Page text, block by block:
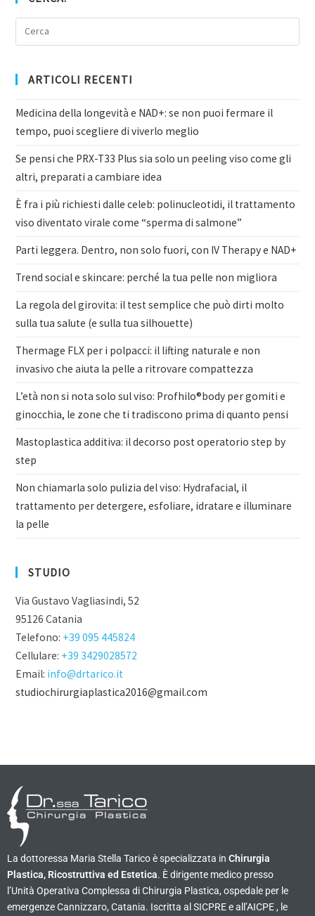
ARTICOLI RECENTI
Medicina della longevità e NAD+: se non puoi fermare il
tempo, puoi scegliere di viverlo meglio
Se pensi che PRX-T33 Plus sia solo un peeling viso come gli
altri, preparati a cambiare idea
È fra i più richiesti dalle celeb: polinucleotidi, il trattamento
viso diventato virale come “sperma di salmone”
Parti leggera. Dentro, non solo fuori, con IV Therapy e NAD+
Trend social e skincare: perché la tua pelle non migliora
La regola del girovita: il test semplice che può dirti molto
sulla tua salute (e sulla tua silhouette)
Thermage FLX per i polpacci: il lifting naturale e non
invasivo che aiuta la pelle a ritrovare compattezza
L’età non si nota solo sul viso: Profhilo®body per gomiti e
ginocchia, le zone che ti tradiscono prima di quanto pensi
Mastoplastica additiva: il decorso post operatorio step by
step
Non chiamarla solo pulizia del viso: Hydrafacial, il
trattamento per detergere, esfoliare, idratare e illuminare
la pelle
STUDIO
Via Gustavo Vagliasindi, 52
95126 Catania
Telefono: +39 095 445824
Cellulare: +39 3429028572
Email: info@drtarico.it
studiochirurgiaplastica2016@gmail.com
La dottoressa Maria Stella Tarico è specializzata in Chirurgia
Plastica, Ricostruttiva ed Estetica. È dirigente medico presso
l’Unità Operativa Complessa di Chirurgia Plastica, ospedale per le
emergenze Cannizzaro, Catania. Iscritta al SICPRE e all’AICPE , le